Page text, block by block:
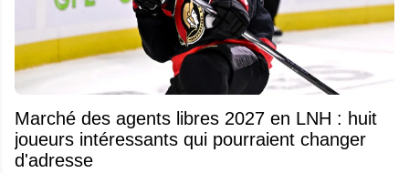
Marché des agents libres 2027 en LNH : huit
joueurs intéressants qui pourraient changer
d'adresse